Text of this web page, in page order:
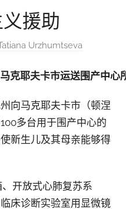
援助
Urzhumtseva
克耶夫卡市运送围产中心
向马克耶夫卡市（顿涅
多台用于围产中心的
新生儿及其母亲能够得
开放式心肺复苏系
床诊断实验室用显微镜